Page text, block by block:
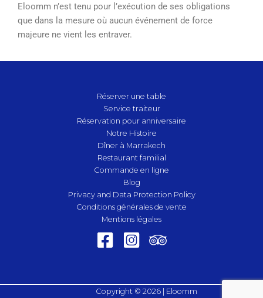
Eloomm n’est tenu pour l’exécution de ses obligations
que dans la mesure où aucun événement de force
majeure ne vient les entraver.
Réserver une table
Service traiteur
Réservation pour anniversaire
Notre Histoire
Dîner à Marrakech
Restaurant familial
Commande en ligne
Blog
Privacy and Data Protection Policy
Conditions générales de vente
Mentions légales
Copyright © 2026 | Eloomm